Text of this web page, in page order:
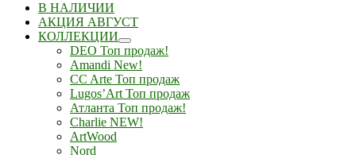
В НАЛИЧИИ
АКЦИЯ АВГУСТ
КОЛЛЕКЦИИ
DEO Топ продаж!
Amandi New!
CC Arte Топ продаж
Lugos’Art Топ продаж
Атланта Топ продаж!
Charlie NEW!
ArtWood
Nord